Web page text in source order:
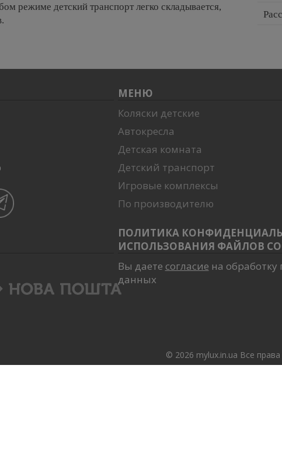
режиме детский транспорт легко складывается,
МЕНЮ
Коляски детские
Автокресла
Детская комната
Детский транспорт
Игровые комплексы
По производителю
ПОЛИТИКА
ИСПОЛЬЗОВАНИЯ ФАЙЛОВ
Вы даете согласие на
данных
© 2026 mylux.in.ua Все